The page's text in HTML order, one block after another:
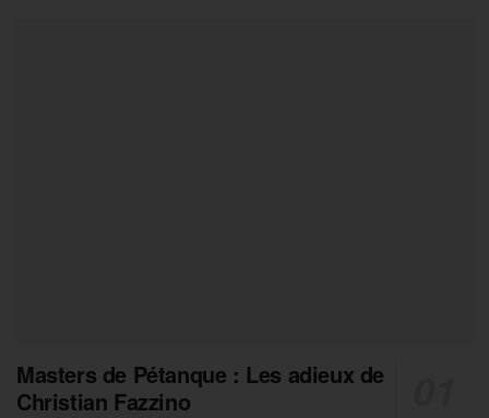
Masters de Pétanque : Les adieux de
Christian Fazzino